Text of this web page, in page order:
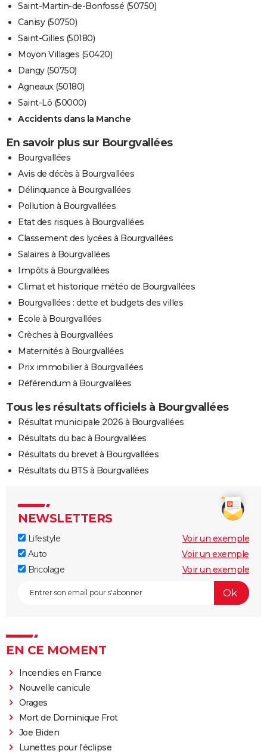
Saint-Martin-de-Bonfossé (50750)
Canisy (50750)
Saint-Gilles (50180)
Moyon Villages (50420)
Dangy (50750)
Agneaux (50180)
Saint-Lô (50000)
Accidents dans la Manche
En savoir plus sur Bourgvallées
Bourgvallées
Avis de décès à Bourgvallées
Délinquance à Bourgvallées
Pollution à Bourgvallées
Etat des risques à Bourgvallées
Classement des lycées à Bourgvallées
Salaires à Bourgvallées
Impôts à Bourgvallées
Climat et historique météo de Bourgvallées
Bourgvallées : dette et budgets des villes
Ecole à Bourgvallées
Crèches à Bourgvallées
Maternités à Bourgvallées
Prix immobilier à Bourgvallées
Référendum à Bourgvallées
Tous les résultats officiels à Bourgvallées
Résultat municipale 2026 à Bourgvallées
Résultats du bac à Bourgvallées
Résultats du brevet à Bourgvallées
Résultats du BTS à Bourgvallées
NEWSLETTERS
Lifestyle
Voir un exemple
Auto
Voir un exemple
Bricolage
Voir un exemple
EN CE MOMENT
Incendies en France
Nouvelle canicule
Orages
Mort de Dominique Frot
Joe Biden
Lunettes pour l'éclipse